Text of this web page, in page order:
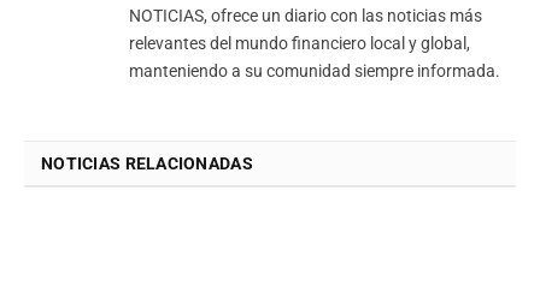
NOTICIAS, ofrece un diario con las noticias más
relevantes del mundo financiero local y global,
manteniendo a su comunidad siempre informada.
NOTICIAS RELACIONADAS